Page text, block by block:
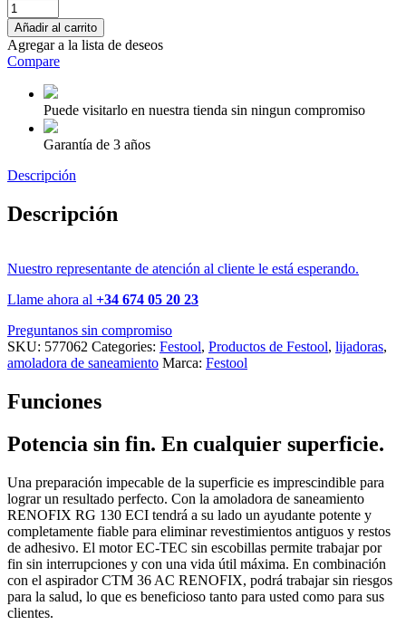
Añadir al carrito
Agregar a la lista de deseos
Compare
Puede visitarlo en nuestra tienda sin ningun compromiso
Garantía de 3 años
Descripción
Descripción
Nuestro representante de atención al cliente le está esperando.
Llame ahora al +34 674 05 20 23
Preguntanos sin compromiso
SKU: 577062 Categories: Festool, Productos de Festool, lijadoras,
amoladora de saneamiento Marca: Festool
Funciones
Potencia sin fin. En cualquier superficie.
Una preparación impecable de la superficie es imprescindible para
lograr un resultado perfecto. Con la amoladora de saneamiento
RENOFIX RG 130 ECI tendrá a su lado un ayudante potente y
completamente fiable para eliminar revestimientos antiguos y restos
de adhesivo. El motor EC-TEC sin escobillas permite trabajar por
fin sin interrupciones y con una vida útil máxima. En combinación
con el aspirador CTM 36 AC RENOFIX, podrá trabajar sin riesgos
para la salud, lo que es beneficioso tanto para usted como para sus
clientes.